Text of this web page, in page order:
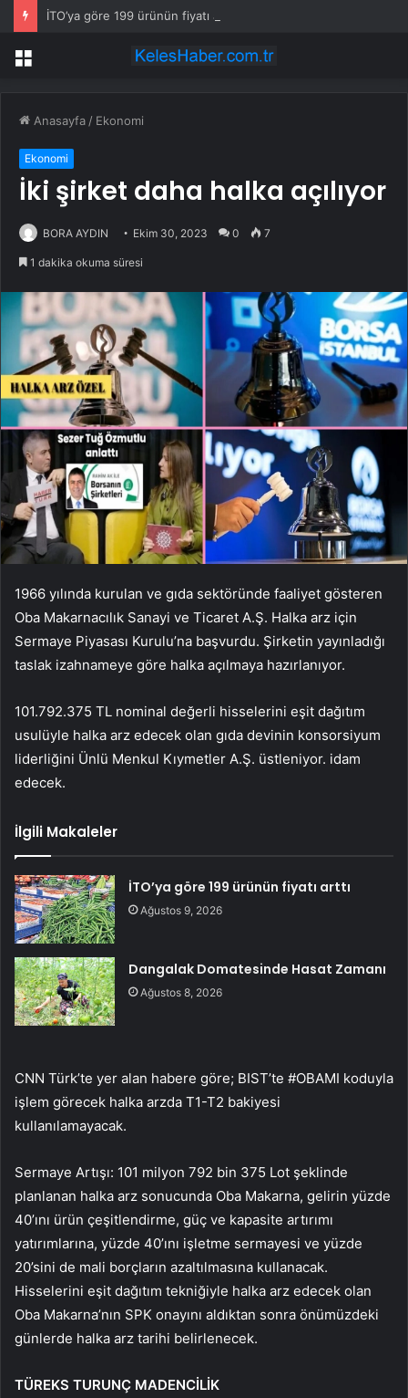
İTO’ya göre 199 ürünün fiyatı arttı
Menü
Anasayfa / Ekonomi
Ekonomi
İki şirket daha halka açılıyor
BORA AYDIN Ekim 30, 2023 0 7
1 dakika okuma süresi
1966 yılında kurulan ve gıda sektöründe faaliyet gösteren
Oba Makarnacılık Sanayi ve Ticaret A.Ş. Halka arz için
Sermaye Piyasası Kurulu’na başvurdu. Şirketin yayınladığı
taslak izahnameye göre halka açılmaya hazırlanıyor.
101.792.375 TL nominal değerli hisselerini eşit dağıtım
usulüyle halka arz edecek olan gıda devinin konsorsiyum
liderliğini Ünlü Menkul Kıymetler A.Ş. üstleniyor. idam
edecek.
İlgili Makaleler
İTO’ya göre 199 ürünün fiyatı arttı
Ağustos 9, 2026
Dangalak Domatesinde Hasat Zamanı
Ağustos 8, 2026
CNN Türk’te yer alan habere göre; BIST’te #OBAMI koduyla
işlem görecek halka arzda T1-T2 bakiyesi
kullanılamayacak.
Sermaye Artışı: 101 milyon 792 bin 375 Lot şeklinde
planlanan halka arz sonucunda Oba Makarna, gelirin yüzde
40’ını ürün çeşitlendirme, güç ve kapasite artırımı
yatırımlarına, yüzde 40’ını işletme sermayesi ve yüzde
20’sini de mali borçların azaltılmasına kullanacak.
Hisselerini eşit dağıtım tekniğiyle halka arz edecek olan
Oba Makarna’nın SPK onayını aldıktan sonra önümüzdeki
günlerde halka arz tarihi belirlenecek.
TÜREKS TURUNÇ MADENCİLİK